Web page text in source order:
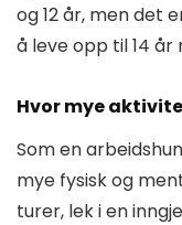
og 12 år, men det
å leve opp til 14
Hvor mye
Som en
mye fysisk og
turer, lek i en